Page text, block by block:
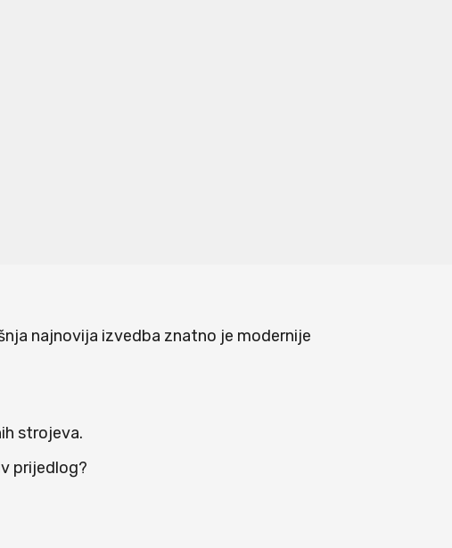
najnovija izvedba znatno je modernije
strojeva.
prijedlog?